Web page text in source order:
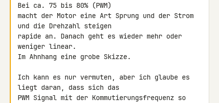
Bei ca. 75 bis 80% (PWM)
macht der Motor eine Art Sprung und der Strom
und die Drehzahl steigen
rapide an. Danach geht es wieder mehr oder
weniger linear.
Im Ahnhang eine grobe Skizze.
Ich kann es nur vermuten, aber ich glaube es
liegt daran, dass sich das
PWM Signal mit der Kommutierungsfrequenz so